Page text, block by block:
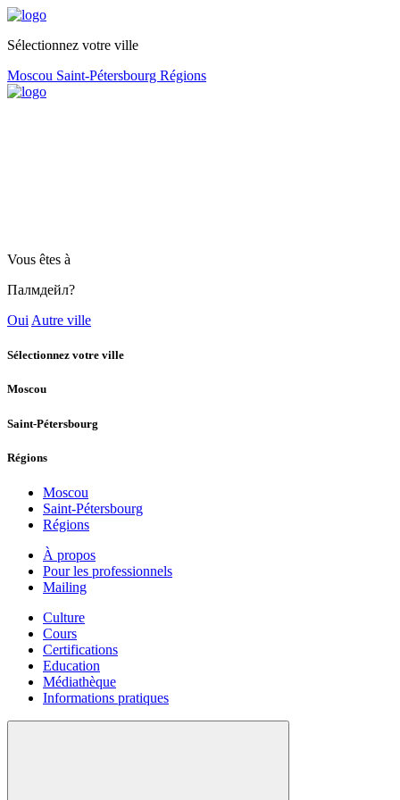
Sélectionnez votre ville
Moscou Saint-Pétersbourg Régions
Vous êtes à
Палмдейл?
Oui Autre ville
Sélectionnez votre ville
Moscou
Saint-Pétersbourg
Régions
Moscou
Saint-Pétersbourg
Régions
À propos
Pour les professionnels
Mailing
Culture
Cours
Certifications
Education
Médiathèque
Informations pratiques